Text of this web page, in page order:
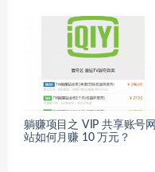
躺赚项目之 VIP 共享账号网
站如何月赚 10 万元？